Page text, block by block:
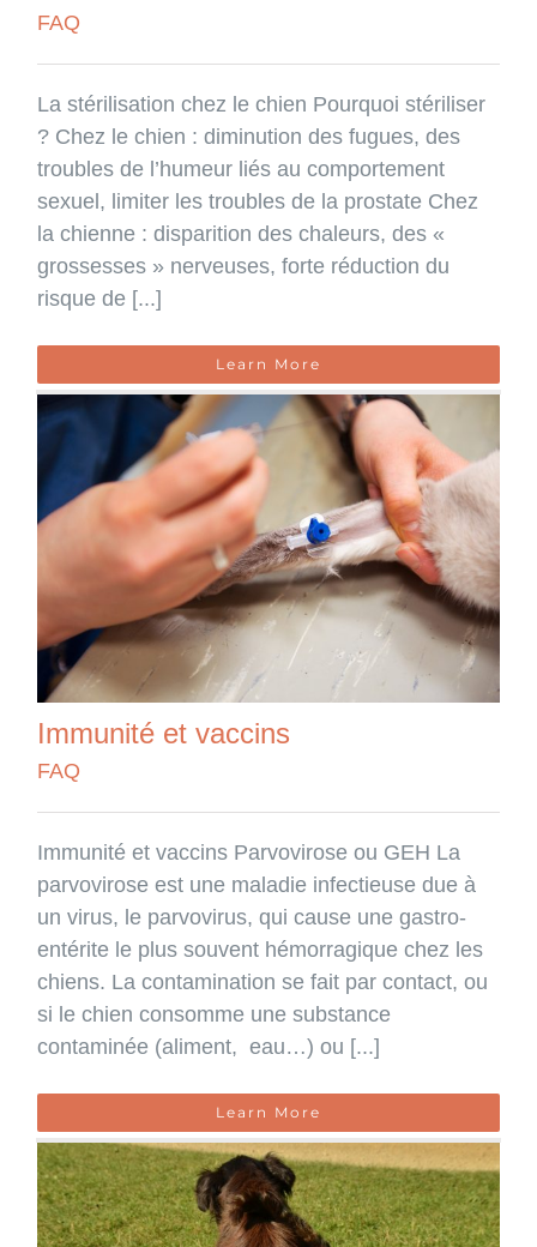
FAQ
La stérilisation chez le chien Pourquoi stériliser
? Chez le chien : diminution des fugues, des
troubles de l’humeur liés au comportement
sexuel, limiter les troubles de la prostate Chez
la chienne : disparition des chaleurs, des «
grossesses » nerveuses, forte réduction du
risque de [...]
Learn More
Immunité et vaccins
FAQ
Immunité et vaccins Parvovirose ou GEH La
parvovirose est une maladie infectieuse due à
un virus, le parvovirus, qui cause une gastro-
entérite le plus souvent hémorragique chez les
chiens. La contamination se fait par contact, ou
si le chien consomme une substance
contaminée (aliment, eau…) ou [...]
Learn More